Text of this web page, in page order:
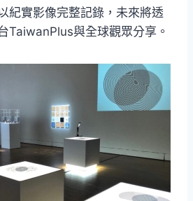
紀實影像完整記錄，未來將透
TaiwanPlus與全球觀眾分享。